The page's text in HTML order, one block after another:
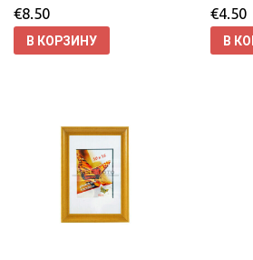
€8.50
В КОРЗИНУ
€4.50
В